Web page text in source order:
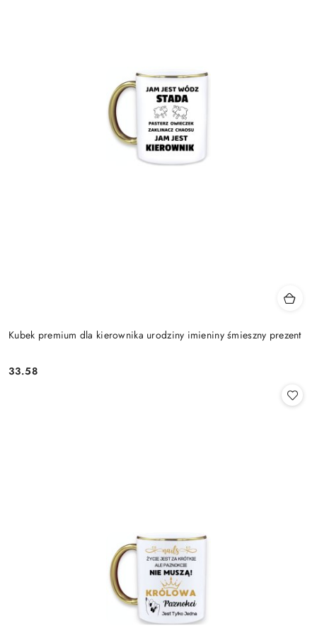
Kubek premium dla kierownika urodziny imieniny śmieszny prezent
Cena:
33.58